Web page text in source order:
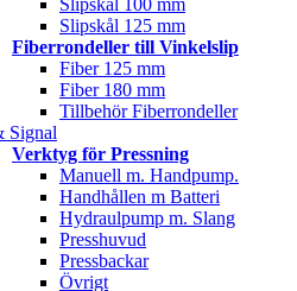
Slipskål 125 mm
Fiberrondeller till Vinkelslip
Fiber 125 mm
Fiber 180 mm
Tillbehör Fiberrondeller
Signal
Verktyg för Pressning
Manuell m. Handpump.
Handhållen m Batteri
Hydraulpump m. Slang
Presshuvud
Pressbackar
Övrigt